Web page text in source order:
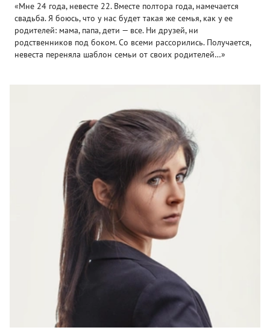
«Мне 24 года, невесте 22. Вместе полтора года, намечается
свадьба. Я боюсь, что у нас будет такая же семья, как у ее
родителей: мама, папа, дети — все. Ни друзей, ни
родственников под боком. Со всеми рассорились. Получается,
невеста переняла шаблон семьи от своих родителей…»